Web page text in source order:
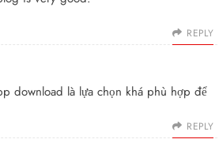
REPLY
download là lựa chọn khá phù hợp để
REPLY